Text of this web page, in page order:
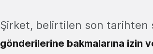
Şirket, belirtilen son tarihten
gönderilerine bakmalarına izin